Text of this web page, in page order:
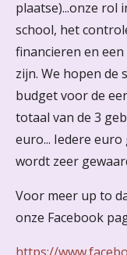
plaatse)...onze rol
school, het
financieren en
zijn. We hopen de
budget voor de
totaal van de 3
euro... Iedere
wordt zeer
Voor meer up to
onze Facebook
https://